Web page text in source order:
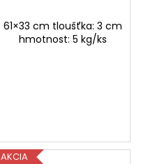
61×33 cm tloušťka: 3 cm
hmotnost: 5 kg/ks
AKCIA